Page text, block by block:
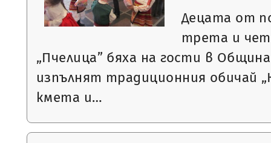
Децата от
трета и
„Пчелица” бяха на гости в
изпълнят традиционния обичай
кмета и…